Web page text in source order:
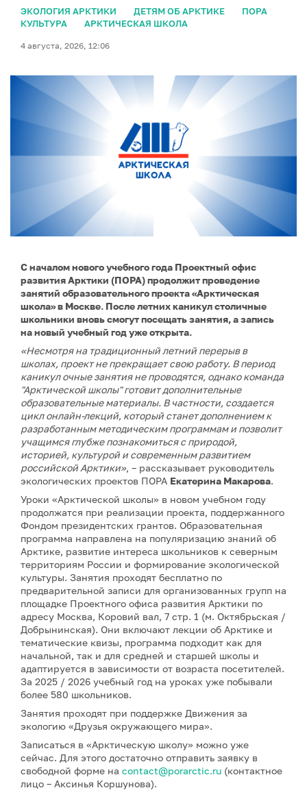
ЭКОЛОГИЯ АРКТИКИ ДЕТЯМ ОБ АРКТИКЕ
ПОРА
КУЛЬТУРА
АРКТИЧЕСКАЯ ШКОЛА
4 августа, 2026, 12:06
С началом нового учебного года Проектный офис
развития Арктики (ПОРА) продолжит проведение
занятий образовательного проекта «Арктическая
школа» в Москве. После летних каникул столичные
школьники вновь смогут посещать занятия, а запись
на новый учебный год уже открыта.
«Несмотря на традиционный летний перерыв в
школах, проект не прекращает свою работу. В период
каникул очные занятия не проводятся, однако команда
"Арктической школы" готовит дополнительные
образовательные материалы. В частности, создается
цикл онлайн-лекций, который станет дополнением к
разработанным методическим программам и позволит
учащимся глубже познакомиться с природой,
историей, культурой и современным развитием
российской Арктики», – рассказывает руководитель
экологических проектов ПОРА Екатерина Макарова.
Уроки «Арктической школы» в новом учебном году
продолжатся при реализации проекта, поддержанного
Фондом президентских грантов. Образовательная
программа направлена на популяризацию знаний об
Арктике, развитие интереса школьников к северным
территориям России и формирование экологической
культуры. Занятия проходят бесплатно по
предварительной записи для организованных групп на
площадке Проектного офиса развития Арктики по
адресу Москва, Коровий вал, 7 стр. 1 (м. Октябрьская /
Добрынинская). Они включают лекции об Арктике и
тематические квизы, программа подходит как для
начальной, так и для средней и старшей школы и
адаптируется в зависимости от возраста посетителей.
За 2025 / 2026 учебный год на уроках уже побывали
более 580 школьников.
Занятия проходят при поддержке Движения за
экологию «Друзья окружающего мира».
Записаться в «Арктическую школу» можно уже
сейчас. Для этого достаточно отправить заявку в
свободной форме на contact@porarctic.ru (контактное
лицо – Аксинья Коршунова).